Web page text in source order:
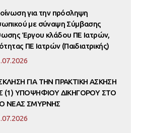
για την πρόσληψη
με σύναψη Σύμβασης
Έργου κλάδου ΠΕ Ιατρών,
ΠΕ Ιατρών (Παιδιατρικής)
ΓΙΑ ΤΗΝ ΠΡΑΚΤΙΚΗ ΑΣΚΗΣΗ
(1) ΥΠΟΨΗΦΙΟΥ ΔΙΚΗΓΟΡΟΥ ΣΤΟ
ΝΕΑΣ ΣΜΥΡΝΗΣ